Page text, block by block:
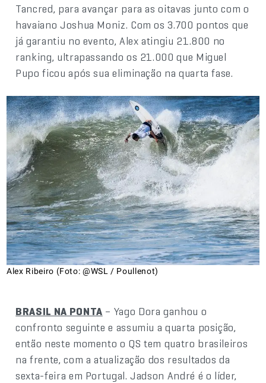
Tancred, para avançar para as oitavas junto com o
havaiano Joshua Moniz. Com os 3.700 pontos que
já garantiu no evento, Alex atingiu 21.800 no
ranking, ultrapassando os 21.000 que Miguel
Pupo ficou após sua eliminação na quarta fase.
Alex Ribeiro (Foto: @WSL / Poullenot)
BRASIL NA PONTA – Yago Dora ganhou o
confronto seguinte e assumiu a quarta posição,
então neste momento o QS tem quatro brasileiros
na frente, com a atualização dos resultados da
sexta-feira em Portugal. Jadson André é o líder,